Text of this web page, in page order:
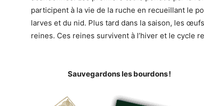
participent à la vie de la ruche en recueillant le
larves et du nid. Plus tard dans la saison, les
reines. Ces reines survivent à l’hiver et le cycle
Sauvegardons les bourdons !